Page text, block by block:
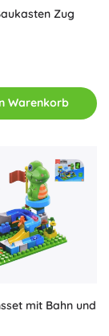
Zug
Warenkorb
mit Bahn und